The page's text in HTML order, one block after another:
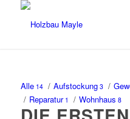
Alle14 / Aufstockung3 /
/ Reparatur1 / Wohnhaus 8